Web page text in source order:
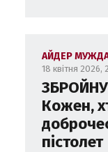
АЙДЕР
18 квітня 2026,
Кожен,
пістолет